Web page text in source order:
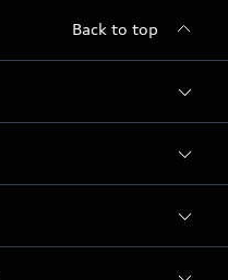
Back to top